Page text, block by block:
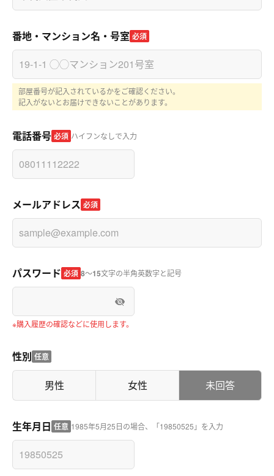
番地・マンション名・号室 必須
部屋番号が記入されているかをご確認ください。
記入がないとお届けできないことがあります。
電話番号 必須 ハイフンなしで入力
メールアドレス 必須
パスワード 必須 8～15文字の半角英数字と記号
※購入履歴の確認などに使用します。
性別 任意
男性 女性 未回答
生年月日 任意 1985年5月25日の場合、「19850525」を入力